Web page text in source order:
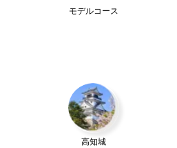
モデルコース
高知城